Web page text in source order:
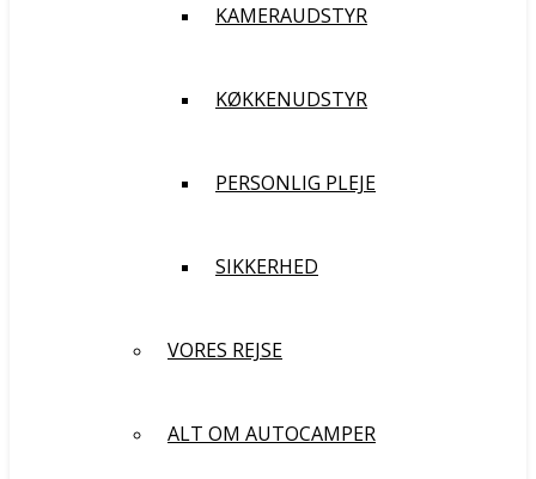
KAMERAUDSTYR
KØKKENUDSTYR
PERSONLIG PLEJE
SIKKERHED
VORES REJSE
ALT OM AUTOCAMPER